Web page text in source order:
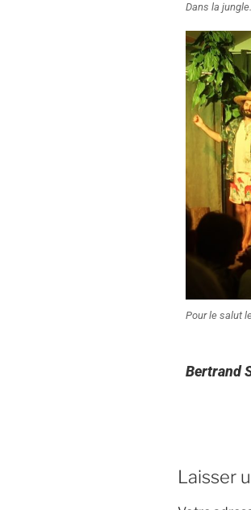
Dans la jungle.
Pour le salut
Bertrand
Laisser